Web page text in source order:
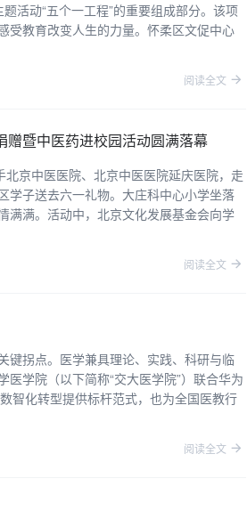
活动“五个一工程”的重要组成部分。该项
受教育改变人生的力量。怀柔区文促中心
阅读全文
赠暨中医药进校园活动圆满落幕
京中医医院、北京中医医院延庆医院，走
学子送去六一礼物。大庄科中心小学坐落
满满。活动中，北京文化发展基金会向学
阅读全文
键拐点。医学兼具理论、实践、科研与临
学院（以下简称“交大医学院”）联合华为
智化转型提供标杆范式，也为全国医教行
阅读全文